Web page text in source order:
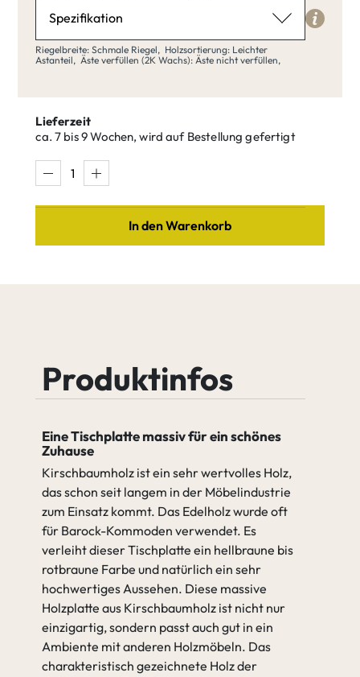
Kirschbaum Natur geölt
Kirschbaum
Natur geölt
Kirschbaum
Spezifikation
Riegelbreite
Schmale Riegel
Riegel
Äste verfüllen (2K Wachs)
Äste nicht verfüllen
Äste nicht
verfüllen
Äste verfüllen
(2K Wachs)
Riegelbreite: Schmale Riegel, Holzsortierung: Leichter
Astanteil,Äste verfüllen (2K Wachs): Äste nicht verfüllen,
Lieferzeit
ca. 7 bis 9 Wochen, wird auf Bestellung gefertigt
In den Warenkorb
Produktinfos
Eine Tischplatte massiv für ein schönes
Zuhause
Kirschbaumholz ist ein sehr wertvolles Holz,
das schon seit langem in der Möbelindustrie
zum Einsatz kommt. Das Edelholz wurde oft
für Barock-Kommoden verwendet. Es
verleiht dieser Tischplatte ein hellbraune bis
rotbraune Farbe und natürlich ein sehr
hochwertiges Aussehen. Diese massive
Holzplatte aus Kirschbaumholz ist nicht nur
einzigartig, sondern passt auch gut in ein
Ambiente mit anderen Holzmöbeln. Das
charakteristisch gezeichnete Holz der